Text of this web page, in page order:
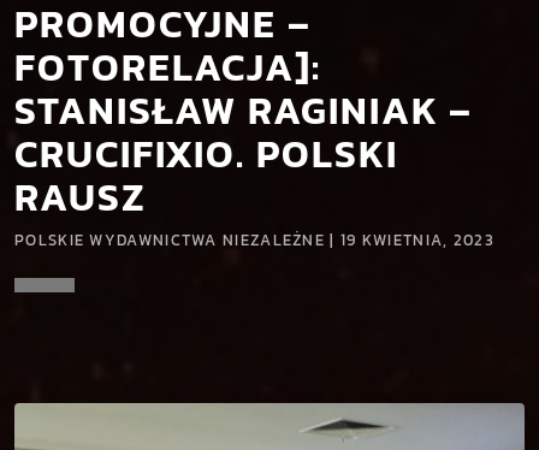
PROMOCYJNE –
FOTORELACJA]:
STANISŁAW RAGINIAK –
CRUCIFIXIO. POLSKI
RAUSZ
POLSKIE WYDAWNICTWA NIEZALEŻNE | 19 KWIETNIA, 2023